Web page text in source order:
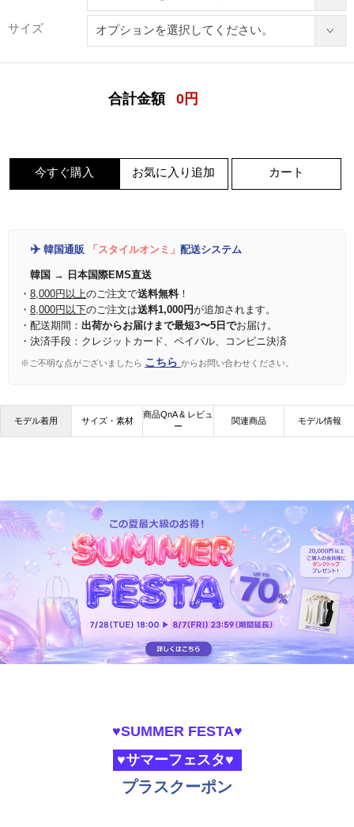
サイズ
合計金額 0 円
今すぐ購入 お気に入り追加 カート
✈️ 韓国通販 「スタイルオンミ」 配送システム
韓国 → 日本国際EMS直送
・ 8,000円以上のご注文で送料無料！
・ 8,000円以下のご注文は送料1,000円が追加されます。
・配送期間： 出荷からお届けまで最短3〜5日でお届け。
・決済手段：クレジットカード、ペイパル、コンビニ決済
※ご不明な点がございましたら こちら からお問い合わせください。
モデル着用 サイズ・素材
商品QnA & レビュ
ー
関連商品 モデル情報
♥SUMMER FESTA♥
♥サマーフェスタ♥
プラスクーポン